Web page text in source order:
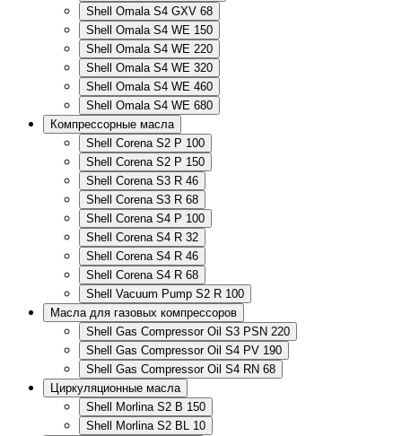
Shell Omala S4 GXV 68
Shell Omala S4 WE 150
Shell Omala S4 WE 220
Shell Omala S4 WE 320
Shell Omala S4 WE 460
Shell Omala S4 WE 680
Компрессорные масла
Shell Corena S2 P 100
Shell Corena S2 P 150
Shell Corena S3 R 46
Shell Corena S3 R 68
Shell Corena S4 P 100
Shell Corena S4 R 32
Shell Corena S4 R 46
Shell Corena S4 R 68
Shell Vacuum Pump S2 R 100
Масла для газовых компрессоров
Shell Gas Compressor Oil S3 PSN 220
Shell Gas Compressor Oil S4 PV 190
Shell Gas Compressor Oil S4 RN 68
Циркуляционные масла
Shell Morlina S2 B 150
Shell Morlina S2 BL 10